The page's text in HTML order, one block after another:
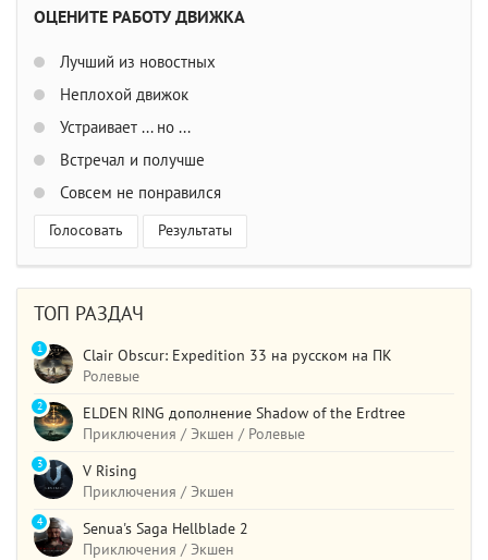
ОЦЕНИТЕ РАБОТУ ДВИЖКА
Лучший из новостных
Неплохой движок
Устраивает ... но ...
Встречал и получше
Совсем не понравился
Голосовать Результаты
ТОП РАЗДАЧ
Clair Obscur: Expedition 33 на русском на ПК
Ролевые
1
ELDEN RING дополнение Shadow of the Erdtree
Приключения / Экшен / Ролевые
2
V Rising
Приключения / Экшен
3
Senua's Saga Hellblade 2
Приключения / Экшен
4